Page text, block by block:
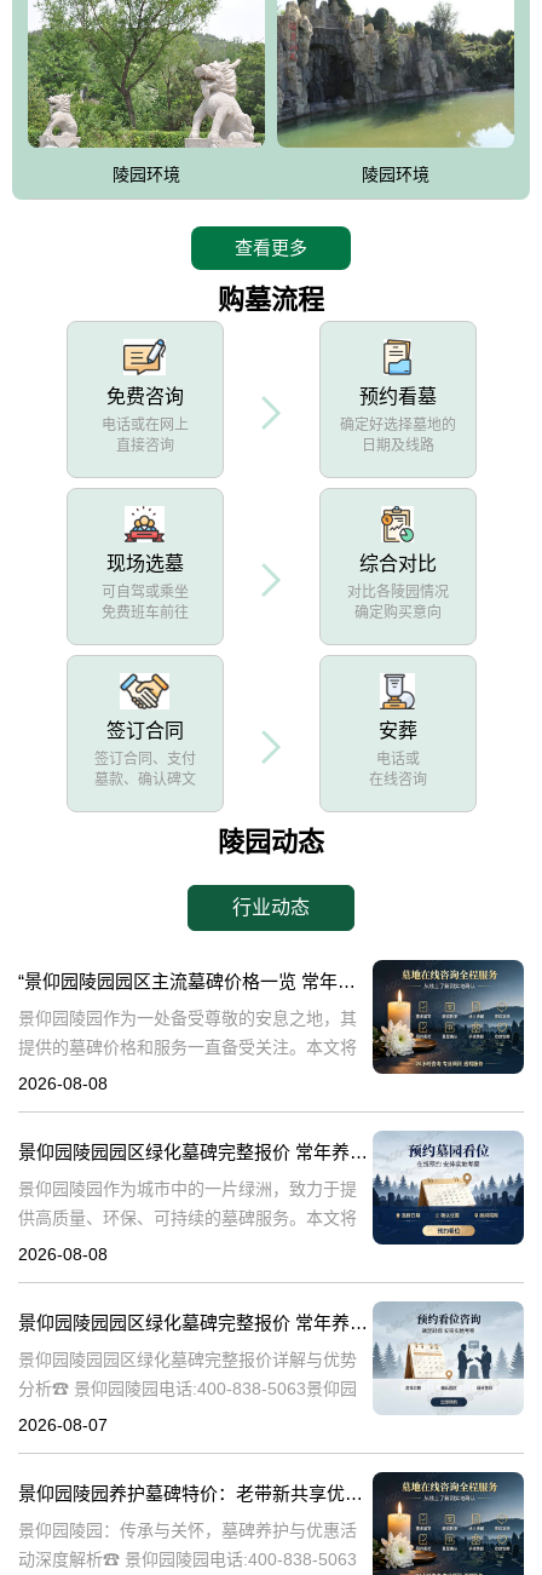
陵园环境 陵园环境
查看更多
购墓流程
免费咨询
电话或在网上
直接咨询
预约看墓
确定好选择墓地的
日期及线路
现场选墓
可自驾或乘坐
免费班车前往
综合对比
对比各陵园情况
确定购买意向
签订合同
签订合同、支付
墓款、确认碑文
安葬
电话或
在线咨询
陵园动态
行业动态
“景仰园陵园园区主流墓碑价格一览 常年保洁养护随单赠送 专属优惠活动解析”
景仰园陵园作为一处备受尊敬的安息之地，其
提供的墓碑价格和服务一直备受关注。本文将
深入探讨景仰园陵园园区主流墓碑的价格体
尽
2026-08-08
景仰园陵园园区绿化墓碑完整报价 常年养护不收取额外费用详解与专属优惠活动介绍
景仰园陵园作为城市中的一片绿洲，致力于提
供高质量、环保、可持续的墓碑服务。本文将
详细解析景仰园陵园园区绿化墓碑的完整报
2026-08-08
景仰园陵园园区绿化墓碑完整报价 常年养护不收取额外费用详解与优势分析
景仰园陵园园区绿化墓碑完整报价详解与优势
分析☎ 景仰园陵园电话:400-838-5063景仰园
陵园作为一家专业的陵园服务机构，致力于为
2026-08-07
景仰园陵园养护墓碑特价：老带新共享优惠，福利大放送！
景仰园陵园：传承与关怀，墓碑养护与优惠活
动深度解析☎ 景仰园陵园电话:400-838-5063